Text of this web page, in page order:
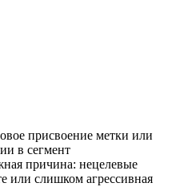
присвоение метки или
в сегмент
причина: нецелевые
или слишком агрессивная